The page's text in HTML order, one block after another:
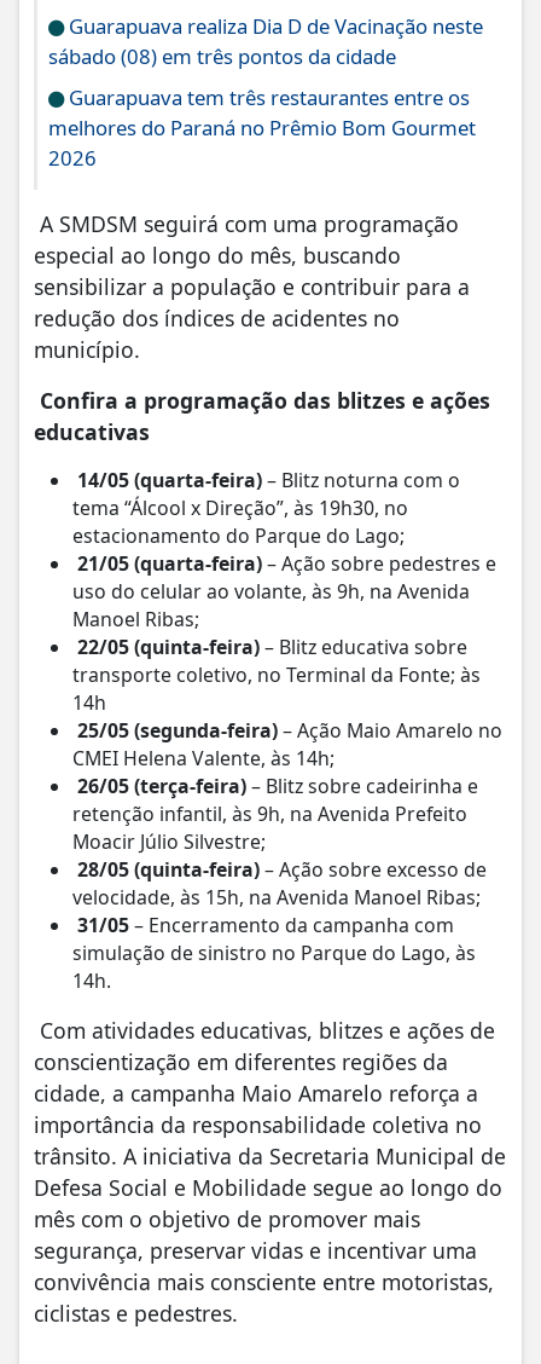
Guarapuava realiza Dia D de Vacinação neste
sábado (08) em três pontos da cidade
Guarapuava tem três restaurantes entre os
melhores do Paraná no Prêmio Bom Gourmet
2026
A SMDSM seguirá com uma programação
especial ao longo do mês, buscando
sensibilizar a população e contribuir para a
redução dos índices de acidentes no
município.
Confira a programação das blitzes e ações
educativas
14/05 (quarta-feira)– Blitz noturna com o
tema “Álcool x Direção”, às 19h30, no
estacionamento do Parque do Lago;
21/05 (quarta-feira)– Ação sobre pedestres e
uso do celular ao volante, às 9h, na Avenida
Manoel Ribas;
22/05 (quinta-feira)– Blitz educativa sobre
transporte coletivo, no Terminal da Fonte; às
14h
25/05 (segunda-feira)– Ação Maio Amarelo no
CMEI Helena Valente, às 14h;
26/05 (terça-feira)– Blitz sobre cadeirinha e
retenção infantil, às 9h, na Avenida Prefeito
Moacir Júlio Silvestre;
28/05 (quinta-feira)– Ação sobre excesso de
velocidade, às 15h, na Avenida Manoel Ribas;
31/05– Encerramento da campanha com
simulação de sinistro no Parque do Lago, às
14h.
Com atividades educativas, blitzes e ações de
conscientização em diferentes regiões da
cidade, a campanha Maio Amarelo reforça a
importância da responsabilidade coletiva no
trânsito. A iniciativa da Secretaria Municipal de
Defesa Social e Mobilidade segue ao longo do
mês com o objetivo de promover mais
segurança, preservar vidas e incentivar uma
convivência mais consciente entre motoristas,
ciclistas e pedestres.